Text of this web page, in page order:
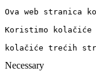
Ova web stranica
Koristimo
kolačiće trećih
Necessary